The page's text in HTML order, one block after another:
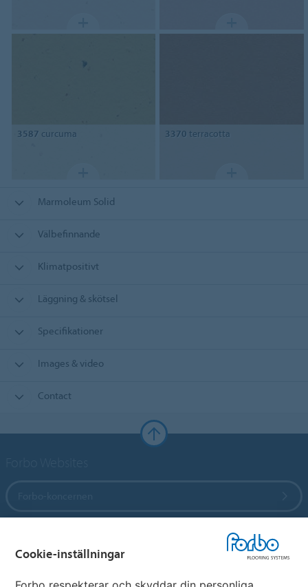
3587 curcuma 3370 terracotta
Marmoleum Solid
Välbefinnande
Klimatpositivt
Läggning & skötsel
Specifikationer
Images & video
Contact
Cookie-inställningar